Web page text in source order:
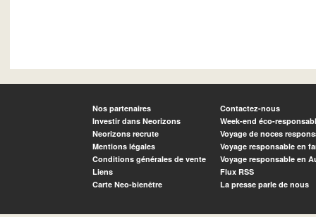
Nos partenaires
Investir dans Neorizons
Neorizons recrute
Mentions légales
Conditions générales de vente
Liens
Carte Neo-bienêtre
Contactez-nous
Week-end éco-
Voyage de noces
Voyage responsable en
Voyage responsable en
Flux RSS
La presse parle de nous